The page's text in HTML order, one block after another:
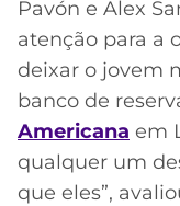
Pavón e Alex
atenção para a
deixar o jovem
banco de
Americana em
qualquer um
que eles”,